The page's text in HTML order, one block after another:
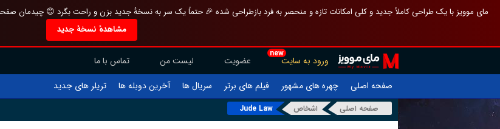
مای موویز با یک طراحی کاملاً جدید و کلی امکانات تازه و منحصر به فرد بازطراحی شده 🎉 حتماً یک سر به نسخهٔ جدید بزن و راحت بگرد 😊 چیدمان
مشاهدهٔ نسخهٔ جدید
new
ورود به سایت عضویت لیست من
تماس با ما
صفحه اصلی
چهره های مشهور فیلم های برتر سریال ها آخرین دوبله ها تریلر های جدید
صفحه اصلی اشخاص Jude Law